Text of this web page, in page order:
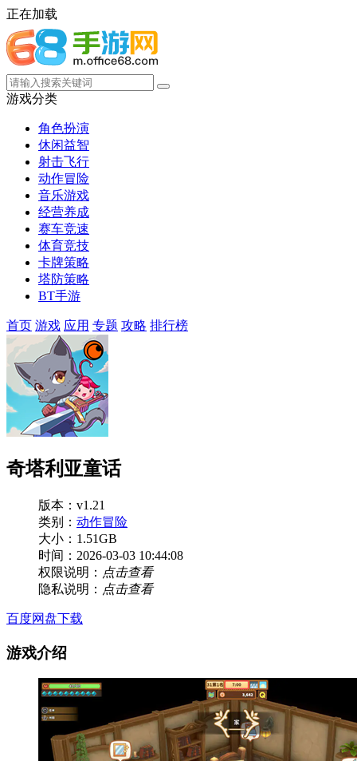
正在加载
游戏分类
角色扮演
休闲益智
射击飞行
动作冒险
音乐游戏
经营养成
赛车竞速
体育竞技
卡牌策略
塔防策略
BT手游
首页 游戏 应用 专题 攻略 排行榜
奇塔利亚童话
版本：v1.21
类别： 动作冒险
大小：1.51GB
时间：2026-03-03 10:44:08
权限说明： 点击查看
隐私说明： 点击查看
百度网盘下载
游戏介绍